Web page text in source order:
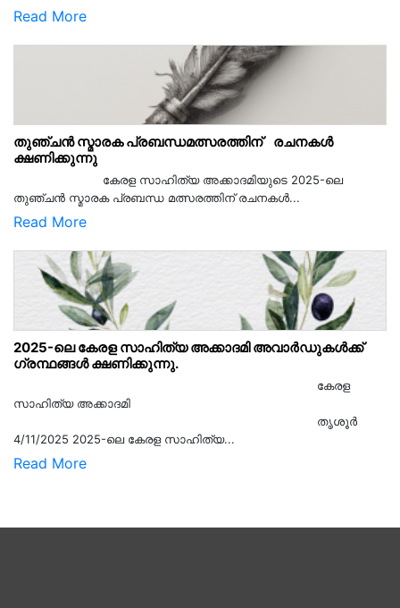
Read More
തുഞ്ചൻ സ്മാരക പ്രബന്ധമത്സരത്തിന് രചനകൾ
ക്ഷണിക്കുന്നു
കേരള സാഹിത്യ അക്കാദമിയുടെ 2025-ലെ
തുഞ്ചൻ സ്മാരക പ്രബന്ധ മത്സരത്തിന് രചനകൾ...
Read More
2025-ലെ കേരള സാഹിത്യ അക്കാദമി അവാർഡുകൾക്ക്
ഗ്രന്ഥങ്ങൾ ക്ഷണിക്കുന്നു.
കേരള
സാഹിത്യ അക്കാദമി
തൃശൂര്‍
4/11/2025 2025-ലെ കേരള സാഹിത്യ...
Read More